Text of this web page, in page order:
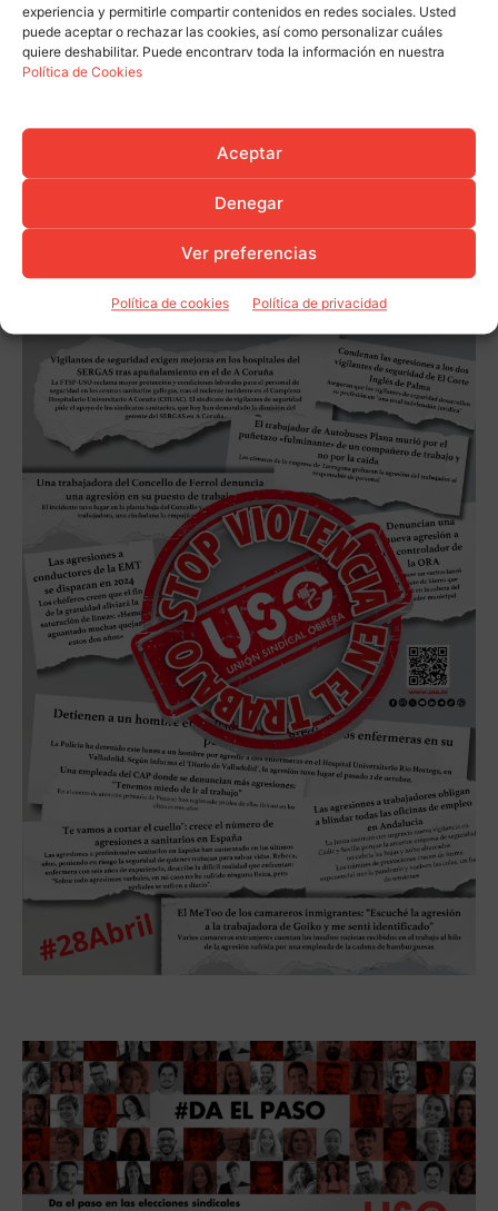
experiencia y permitirle compartir contenidos en redes sociales. Usted
puede aceptar o rechazar las cookies, así como personalizar cuáles
quiere deshabilitar. Puede encontrarv toda la información en nuestra
Política de Cookies
Aceptar
Denegar
Ver preferencias
Política de cookies Política de privacidad